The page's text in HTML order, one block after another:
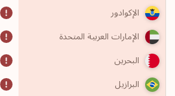
الإكوادور
الإمارات العربية المتحدة
البحرين
البرازيل